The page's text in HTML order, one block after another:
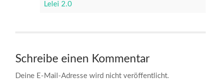
Lelei 2.0
Schreibe einen Kommentar
Deine E-Mail-Adresse wird nicht veröffentlicht.